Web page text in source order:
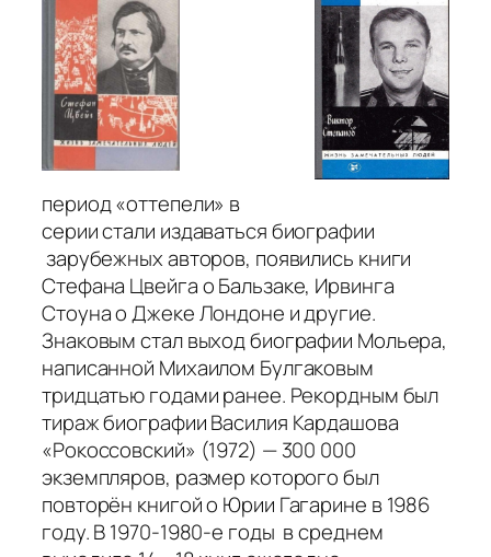
период «оттепели» в
серии стали издаваться биографии
зарубежных авторов, появились книги
Стефана Цвейга о Бальзаке, Ирвинга
Стоуна о Джеке Лондоне и другие.
Знаковым стал выход биографии Мольера,
написанной Михаилом Булгаковым
тридцатью годами ранее. Рекордным был
тираж биографии Василия Кардашова
«Рокоссовский» (1972) — 300 000
экземпляров, размер которого был
повторён книгой о Юрии Гагарине в 1986
году. В 1970‑1980‑е годы в среднем